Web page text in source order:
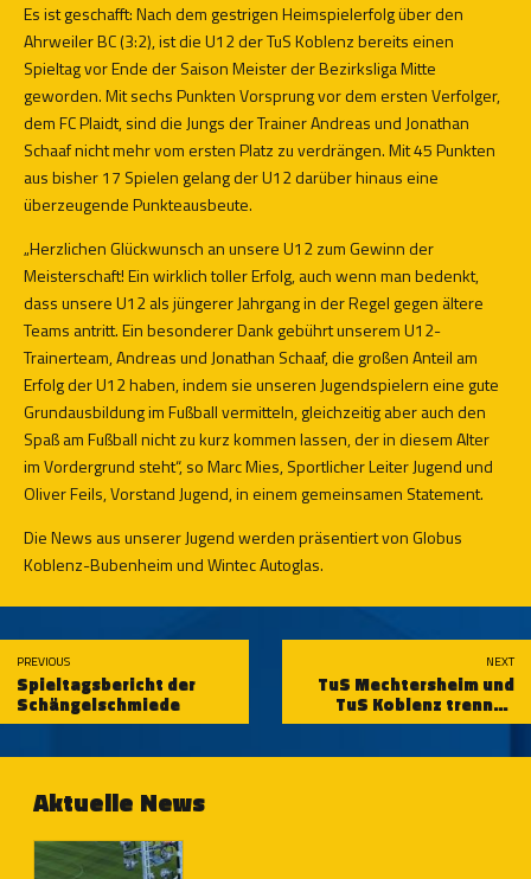
Es ist geschafft: Nach dem gestrigen Heimspielerfolg über den
Ahrweiler BC (3:2), ist die U12 der TuS Koblenz bereits einen
Spieltag vor Ende der Saison Meister der Bezirksliga Mitte
geworden. Mit sechs Punkten Vorsprung vor dem ersten Verfolger,
dem FC Plaidt, sind die Jungs der Trainer Andreas und Jonathan
Schaaf nicht mehr vom ersten Platz zu verdrängen. Mit 45 Punkten
aus bisher 17 Spielen gelang der U12 darüber hinaus eine
überzeugende Punkteausbeute.
„Herzlichen Glückwunsch an unsere U12 zum Gewinn der
Meisterschaft! Ein wirklich toller Erfolg, auch wenn man bedenkt,
dass unsere U12 als jüngerer Jahrgang in der Regel gegen ältere
Teams antritt. Ein besonderer Dank gebührt unserem U12-
Trainerteam, Andreas und Jonathan Schaaf, die großen Anteil am
Erfolg der U12 haben, indem sie unseren Jugendspielern eine gute
Grundausbildung im Fußball vermitteln, gleichzeitig aber auch den
Spaß am Fußball nicht zu kurz kommen lassen, der in diesem Alter
im Vordergrund steht“, so Marc Mies, Sportlicher Leiter Jugend und
Oliver Feils, Vorstand Jugend, in einem gemeinsamen Statement.
Die News aus unserer Jugend werden präsentiert von Globus
Koblenz-Bubenheim und Wintec Autoglas.
PREVIOUS
Spieltagsbericht der
Schängelschmiede
NEXT
TuS Mechtersheim und
TuS Koblenz trennen
sich 0:0-Unentschieden
Aktuelle News